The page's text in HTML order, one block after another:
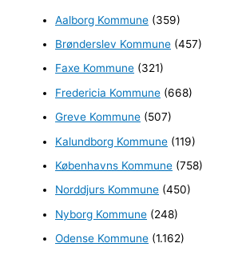
Aalborg Kommune (359)
Brønderslev Kommune (457)
Faxe Kommune (321)
Fredericia Kommune (668)
Greve Kommune (507)
Kalundborg Kommune (119)
Københavns Kommune (758)
Norddjurs Kommune (450)
Nyborg Kommune (248)
Odense Kommune (1.162)